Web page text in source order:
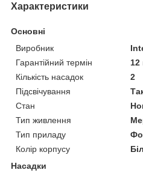
Характеристики
Основні
Виробник
Гарантійний термін
12
Кількість насадок
2
Підсвічування
Стан
Тип живлення
Тип приладу
Колір корпусу
Насадки